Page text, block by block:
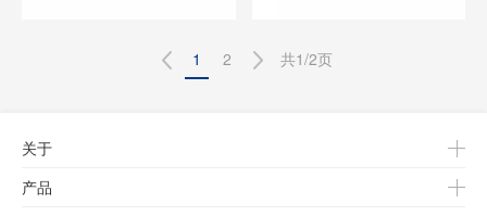
1 2 共1/2页
关于
产品